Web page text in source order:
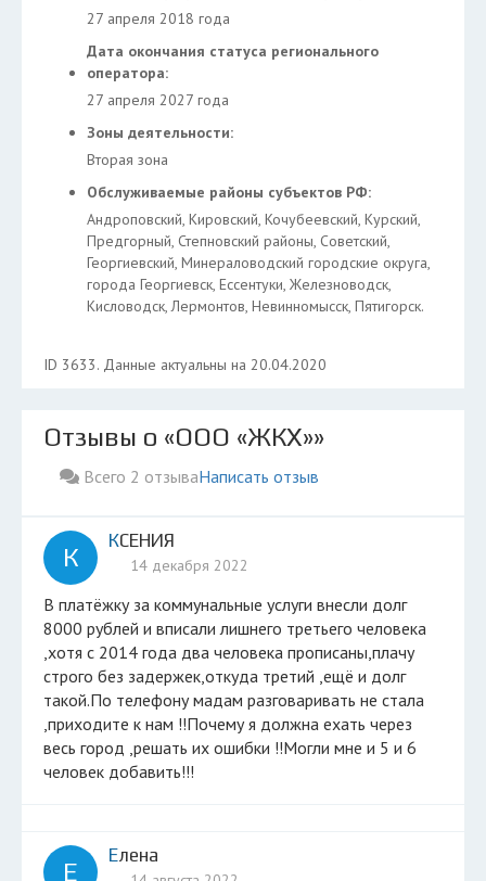
27 апреля 2018 года
Дата окончания статуса регионального
оператора:
27 апреля 2027 года
Зоны деятельности:
Вторая зона
Обслуживаемые районы субъектов РФ:
Андроповский, Кировский, Кочубеевский, Курский,
Предгорный, Степновский районы, Советский,
Георгиевский, Минераловодский городские округа,
города Георгиевск, Ессентуки, Железноводск,
Кисловодск, Лермонтов, Невинномысск, Пятигорск.
ID 3633. Данные актуальны на 20.04.2020
Отзывы о «ООО «ЖКХ»»
Всего 2 отзываНаписать отзыв
К
КСЕНИЯ
14 декабря 2022
В платёжку за коммунальные услуги внесли долг
8000 рублей и вписали лишнего третьего человека
,хотя с 2014 года два человека прописаны,плачу
строго без задержек,откуда третий ,ещё и долг
такой.По телефону мадам разговаривать не стала
,приходите к нам !!Почему я должна ехать через
весь город ,решать их ошибки !!Могли мне и 5 и 6
человек добавить!!!
Е
Елена